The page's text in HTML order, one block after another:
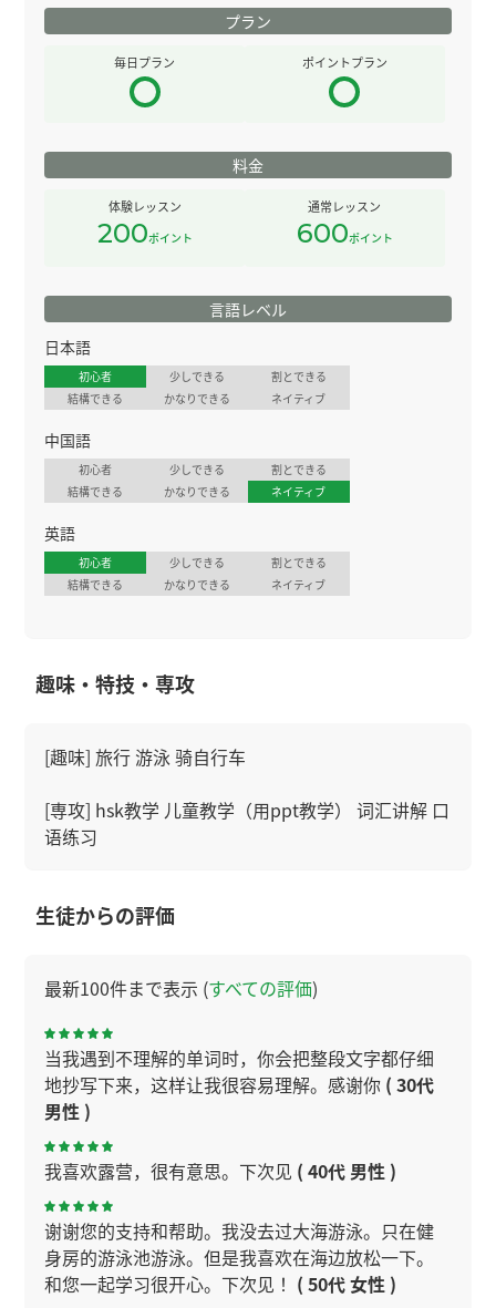
プラン
毎日プラン ポイントプラン
料金
体験レッスン
200ポイント
通常レッスン
600ポイント
言語レベル
日本語
初心者 少しできる
割とできる
結構できる
かなりできる ネイティブ
中国語
初心者 少しできる
割とできる
結構できる
かなりできる ネイティブ
英語
初心者 少しできる
割とできる
結構できる
かなりできる ネイティブ
趣味・特技・専攻
[趣味] 旅行 游泳 骑自行车
[専攻] hsk教学 儿童教学（用ppt教学） 词汇讲解 口
语练习
生徒からの評価
最新100件まで表示 (すべての評価)
当我遇到不理解的单词时，你会把整段文字都仔细
地抄写下来，这样让我很容易理解。感谢你 ( 30代
男性 )
我喜欢露营，很有意思。下次见 ( 40代 男性 )
谢谢您的支持和帮助。我没去过大海游泳。只在健
身房的游泳池游泳。但是我喜欢在海边放松一下。
和您一起学习很开心。下次见！ ( 50代 女性 )